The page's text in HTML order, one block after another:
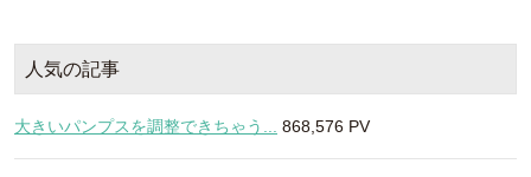
人気の記事
大きいパンプスを調整できちゃう... 868,576 PV